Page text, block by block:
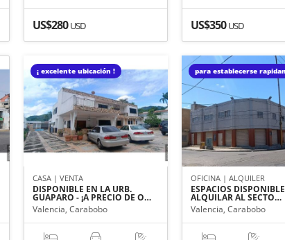
US$280USD US$350USD
¡ excelente ubicación !
CASA | VENTA
DISPONIBLE EN LA URB.
GUAPARO - ¡A PRECIO DE O…
Valencia, Carabobo
para establecerse
OFICINA | ALQUILER
ESPACIOS
ALQUILAR AL SECTO…
Valencia, Carabobo